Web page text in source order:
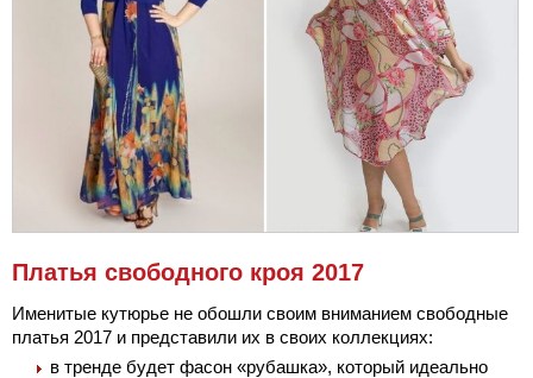
Платья свободного кроя 2017
Именитые кутюрье не обошли своим вниманием свободные
платья 2017 и представили их в своих коллекциях:
в тренде будет фасон «рубашка», который идеально